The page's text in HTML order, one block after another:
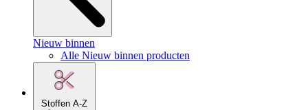
Nieuw binnen
Alle Nieuw binnen producten
Stoffen A-Z